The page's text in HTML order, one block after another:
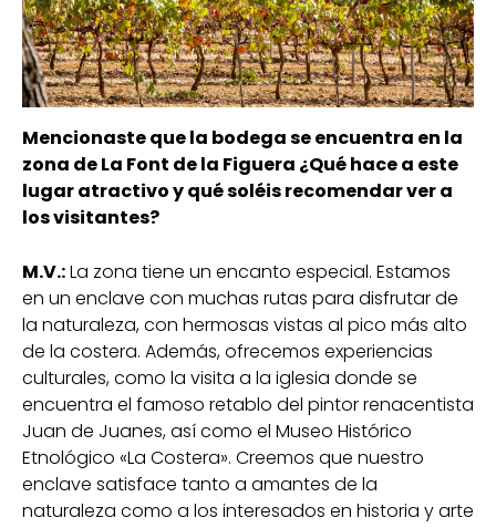
Mencionaste que la bodega se encuentra en la
zona de La Font de la Figuera ¿Qué hace a este
lugar atractivo y qué soléis recomendar ver a
los visitantes?
M.V.:La zona tiene un encanto especial. Estamos
en un enclave con muchas rutas para disfrutar de
la naturaleza, con hermosas vistas al pico más alto
de la costera. Además, ofrecemos experiencias
culturales, como la visita a la iglesia donde se
encuentra el famoso retablo del pintor renacentista
Juan de Juanes, así como el Museo Histórico
Etnológico «La Costera». Creemos que nuestro
enclave satisface tanto a amantes de la
naturaleza como a los interesados en historia y arte